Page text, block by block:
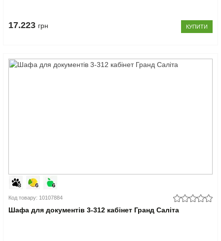
17.223 грн КУПИТИ
Код товару: 10107884
Шафа для документів 3-312 кабінет Гранд Саліта